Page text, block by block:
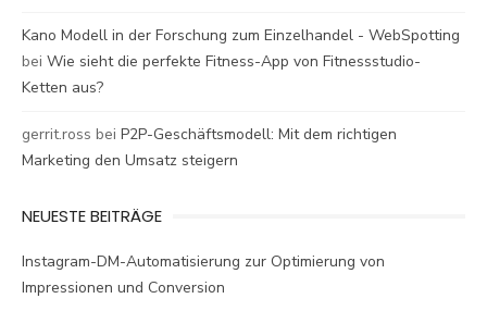
Kano Modell in der Forschung zum Einzelhandel - WebSpotting
bei Wie sieht die perfekte Fitness-App von Fitnessstudio-
Ketten aus?
gerrit.ross bei P2P-Geschäftsmodell: Mit dem richtigen
Marketing den Umsatz steigern
NEUESTE BEITRÄGE
Instagram-DM-Automatisierung zur Optimierung von
Impressionen und Conversion